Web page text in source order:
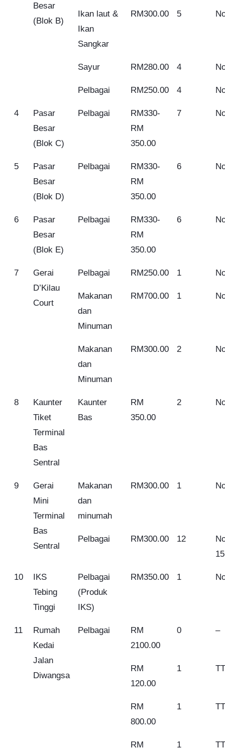
Besar
(Blok B)
Ikan laut &
Ikan
Sangkar
RM300.00 5
Sayur RM280.00 4
Pelbagai RM250.00 4
4
Pasar
Besar
(Blok C)
Pelbagai
RM330-
RM
350.00
7
5
Pasar
Besar
(Blok D)
Pelbagai
RM330-
RM
350.00
6
6
Pasar
Besar
(Blok E)
Pelbagai
RM330-
RM
350.00
6
7
Gerai
D’Kilau
Court
Pelbagai RM250.00 1
Makanan
dan
Minuman
RM700.00 1
Makanan
dan
Minuman
RM300.00 2
8
Kaunter
Tiket
Terminal
Bas
Sentral
Kaunter
Bas
RM
350.00
2
9
Gerai
Mini
Terminal
Bas
Sentral
Makanan
dan
minumah
RM300.00 1
Pelbagai RM300.00 12
10
IKS
Tebing
Tinggi
Pelbagai
(Produk
IKS)
RM350.00 1
11
Rumah
Kedai
Jalan
Diwangsa
Pelbagai
RM
2100.00
0 –
RM
120.00
1
RM
800.00
1
RM 1